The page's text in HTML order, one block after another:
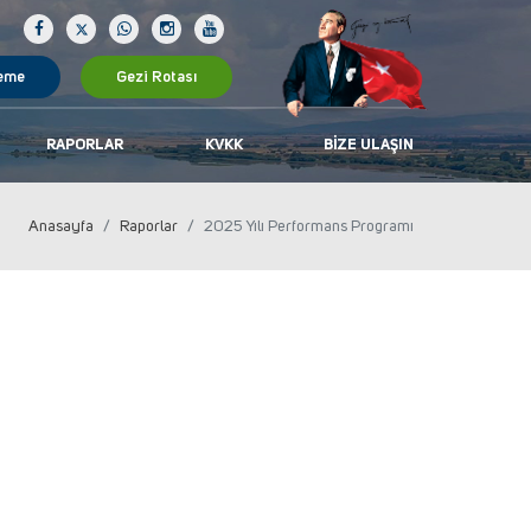
Gezi Rotası
RAPORLAR KVKK BIZE ULAŞIN
Anasayfa Raporlar 2025 Yılı Performans Programı